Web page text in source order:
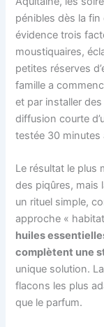
pénibles dès la
évidence trois
moustiquaires,
petites réserves
famille a
et par installer
diffusion courte
testée 30 minutes
Le résultat le plus
des piqûres, mais
un rituel simple,
approche «
huiles
complètent une
unique solution.
flacons les plus
que le parfum.